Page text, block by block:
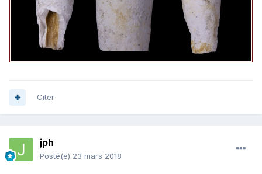
Citer
jph
Posté(e) 23 mars 2018